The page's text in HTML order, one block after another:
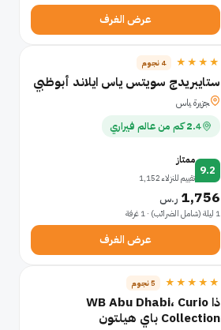
عرض الغرف
★★★★ 4 نجوم
ستايبريدج سويتس ياس ايلاند أبوظبي
ﺠﺯﻴﺭﺓ ﻴﺎﺱ
2.4 كم من عالم فيراري
9.2
ممتاز
تقييم للنزلاء 1,152
1,756 ر.س
1 ليلة (شامل الضرائب) · 1 غرفة
عرض الغرف
★★★★★ 5 نجوم
ذا WB Abu Dhabi، Curio
Collection باي هيلتون